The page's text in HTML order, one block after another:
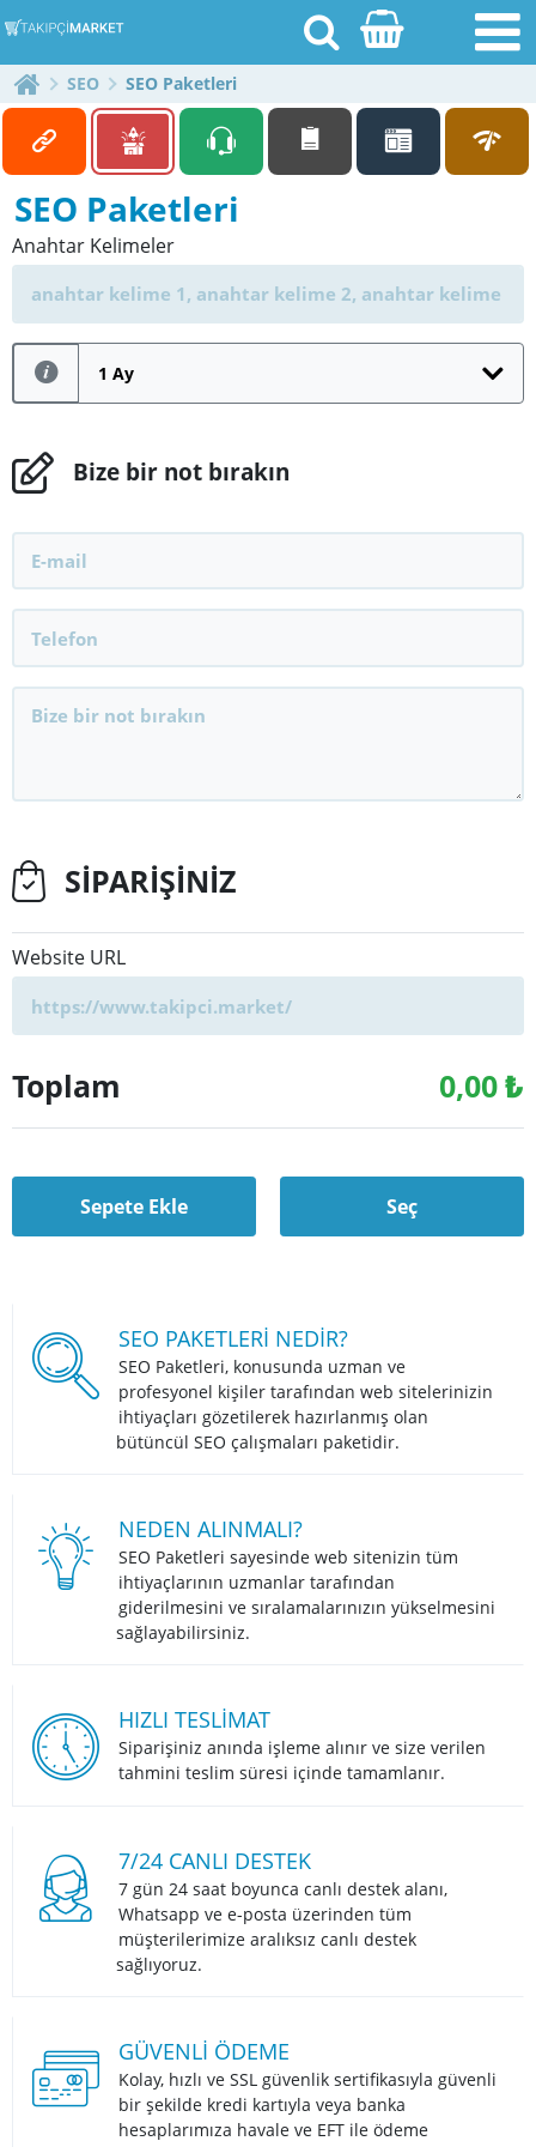
[email protected]
Anasayfa
Blog
İletişim
SEO SEO Paketleri
SEO Paketleri
Anahtar Kelimeler
1 Ay
Bize bir not bırakın
SİPARİŞİNİZ
Website URL
Toplam 0,00₺
Sepete Ekle Seç
SEO PAKETLERI NEDIR?
SEO Paketleri, konusunda uzman ve
profesyonel kişiler tarafından web sitelerinizin
ihtiyaçları gözetilerek hazırlanmış olan
bütüncül SEO çalışmaları paketidir.
NEDEN ALINMALI?
SEO Paketleri sayesinde web sitenizin tüm
ihtiyaçlarının uzmanlar tarafından
giderilmesini ve sıralamalarınızın yükselmesini
sağlayabilirsiniz.
HIZLI TESLIMAT
Siparişiniz anında işleme alınır ve size verilen
tahmini teslim süresi içinde tamamlanır.
7/24 CANLI DESTEK
7 gün 24 saat boyunca canlı destek alanı,
Whatsapp ve e-posta üzerinden tüm
müşterilerimize aralıksız canlı destek
sağlıyoruz.
GÜVENLI ÖDEME
Kolay, hızlı ve SSL güvenlik sertifikasıyla güvenli
bir şekilde kredi kartıyla veya banka
hesaplarımıza havale ve EFT ile ödeme